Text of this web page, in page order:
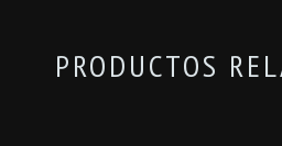
PRODUCTOS